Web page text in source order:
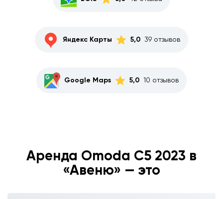
Яндекс Карты 5,0 39 отзывов
Google Maps 5,0 10 отзывов
Аренда Omoda C5 2023 в
«Авеню» — это